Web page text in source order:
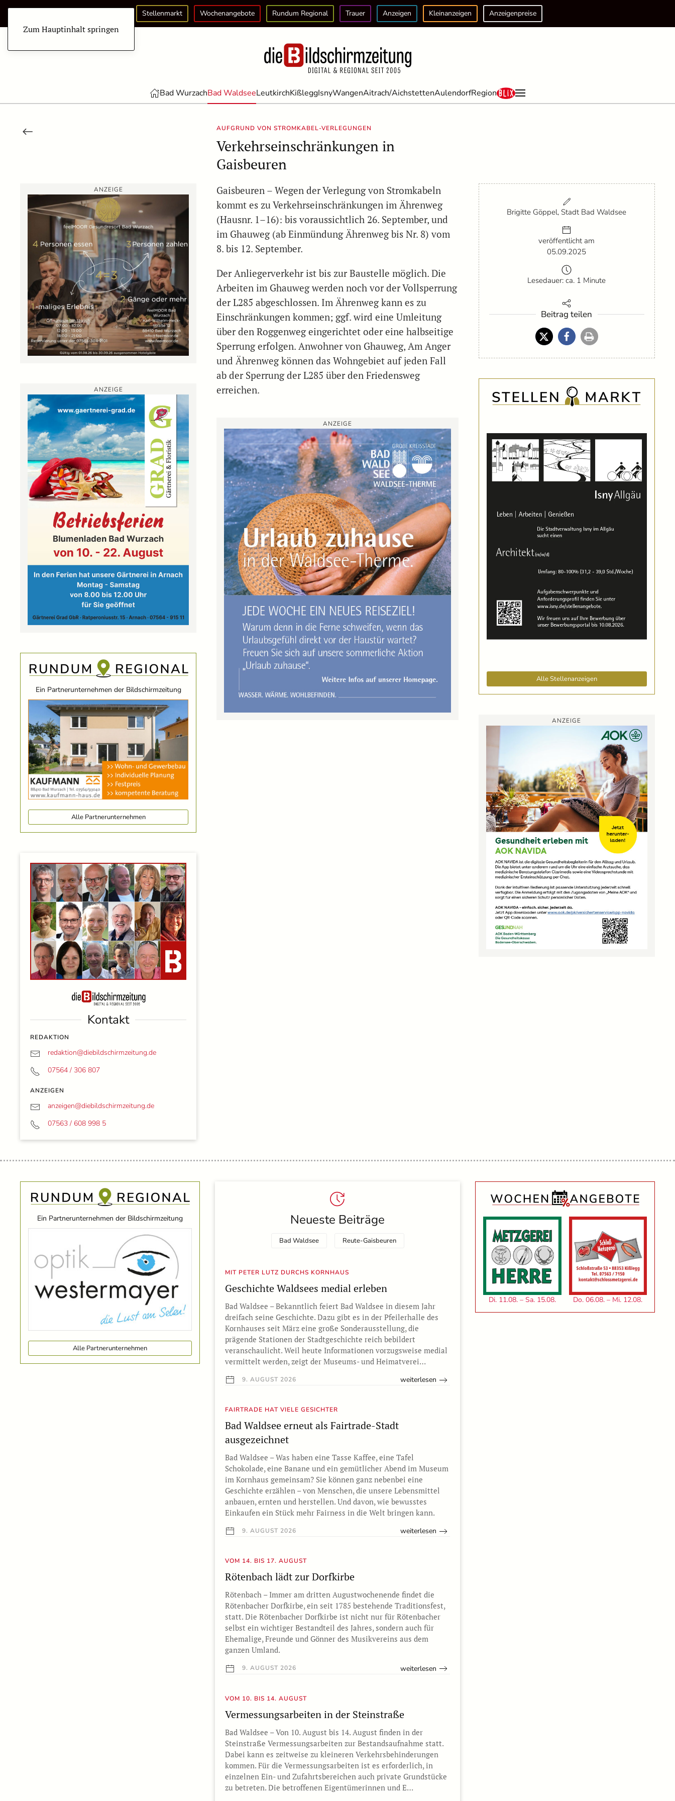
Zum Hauptinhalt springen
Stellenmarkt Wochenangebote Rundum Regional Trauer Anzeigen Kleinanzeigen Anzeigenpreise
Bad WurzachBad WaldseeLeutkirchKißleggIsnyWangenAitrach/AichstettenAulendorfRegion
AUFGRUND VON STROMKABEL-VERLEGUNGEN
Verkehrseinschränkungen in
Gaisbeuren
ANZEIGE
ANZEIGE
Ein Partnerunternehmen der Bildschirmzeitung
Alle Partnerunternehmen
Kontakt
REDAKTION
redaktion@diebildschirmzeitung.de
07564 / 306 807
ANZEIGEN
anzeigen@diebildschirmzeitung.de
07563 / 608 998 5
Gaisbeuren – Wegen der Verlegung von Stromkabeln
kommt es zu Verkehrseinschränkungen im Ährenweg
(Hausnr. 1–16): bis voraussichtlich 26. September, und
im Ghauweg (ab Einmündung Ährenweg bis Nr. 8) vom
8. bis 12. September.
Der Anliegerverkehr ist bis zur Baustelle möglich. Die
Arbeiten im Ghauweg werden noch vor der Vollsperrung
der L285 abgeschlossen. Im Ährenweg kann es zu
Einschränkungen kommen; ggf. wird eine Umleitung
über den Roggenweg eingerichtet oder eine halbseitige
Sperrung erfolgen. Anwohner von Ghauweg, Am Anger
und Ährenweg können das Wohngebiet auf jeden Fall
ab der Sperrung der L285 über den Friedensweg
erreichen.
ANZEIGE
Brigitte Göppel, Stadt Bad Waldsee
veröffentlicht am
05.09.2025
Lesedauer: ca. 1 Minute
Beitrag teilen
Alle Stellenanzeigen
ANZEIGE
Neueste Beiträge
Bad Waldsee Reute-Gaisbeuren
MIT PETER LUTZ DURCHS KORNHAUS
Geschichte Waldsees medial erleben
Bad Waldsee – Bekanntlich feiert Bad Waldsee in diesem Jahr
dreifach seine Geschichte. Dazu gibt es in der Pfeilerhalle des
Kornhauses seit März eine große Sonderausstellung, die
prägende Stationen der Stadtgeschichte reich bebildert
veranschaulicht. Weil heute Informationen vorzugsweise medial
vermittelt werden, zeigt der Museums- und Heimatverei…
9. AUGUST 2026 weiterlesen
FAIRTRADE HAT VIELE GESICHTER
Bad Waldsee erneut als Fairtrade-Stadt
ausgezeichnet
Bad Waldsee – Was haben eine Tasse Kaffee, eine Tafel
Schokolade, eine Banane und ein gemütlicher Abend im Museum
im Kornhaus gemeinsam? Sie können ganz nebenbei eine
Geschichte erzählen – von Menschen, die unsere Lebensmittel
anbauen, ernten und herstellen. Und davon, wie bewusstes
Einkaufen ein Stück mehr Fairness in die Welt bringen kann.
9. AUGUST 2026 weiterlesen
VOM 14. BIS 17. AUGUST
Rötenbach lädt zur Dorfkirbe
Rötenbach – Immer am dritten Augustwochenende findet die
Rötenbacher Dorfkirbe, ein seit 1785 bestehende Traditionsfest,
statt. Die Rötenbacher Dorfkirbe ist nicht nur für Rötenbacher
selbst ein wichtiger Bestandteil des Jahres, sondern auch für
Ehemalige, Freunde und Gönner des Musikvereins aus dem
ganzen Umland.
9. AUGUST 2026 weiterlesen
VOM 10. BIS 14. AUGUST
Vermessungsarbeiten in der Steinstraße
Bad Waldsee – Von 10. August bis 14. August finden in der
Steinstraße Vermessungsarbeiten zur Bestandsaufnahme statt.
Dabei kann es zeitweise zu kleineren Verkehrsbehinderungen
kommen. Für die Vermessungsarbeiten ist es erforderlich, in
einzelnen Ein- und Zufahrtsbereichen auch private Grundstücke
zu betreten. Die betroffenen Eigentümerinnen und E…
Ein Partnerunternehmen der Bildschirmzeitung
Alle Partnerunternehmen
Di. 11.08. – Sa. 15.08. Do. 06.08. – Mi. 12.08.